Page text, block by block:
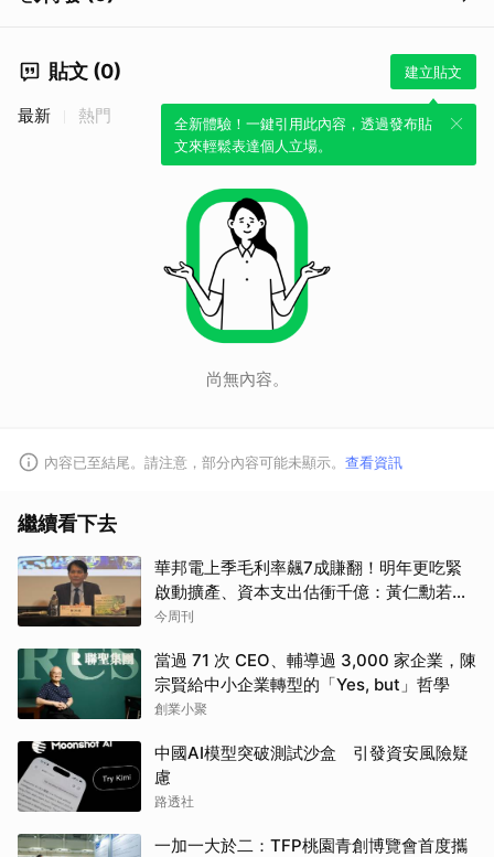
貼文 (0) 建立貼文
全新體驗！一鍵引用此內容，透過發布貼
文來輕鬆表達個人立場。
最新 熱門
尚無內容。
內容已至結尾。請注意，部分內容可能未顯示。 查看資訊
繼續看下去
華邦電上季毛利率飆7成賺翻！明年更吃緊
啟動擴產、資本支出估衝千億：黃仁勳若想
到，早入主記憶體廠
今周刊
當過 71 次 CEO、輔導過 3,000 家企業，陳
宗賢給中小企業轉型的「Yes, but」哲學
創業小聚
中國AI模型突破測試沙盒 引發資安風險疑
慮
路透社
一加一大於二：TFP桃園青創博覽會首度攜